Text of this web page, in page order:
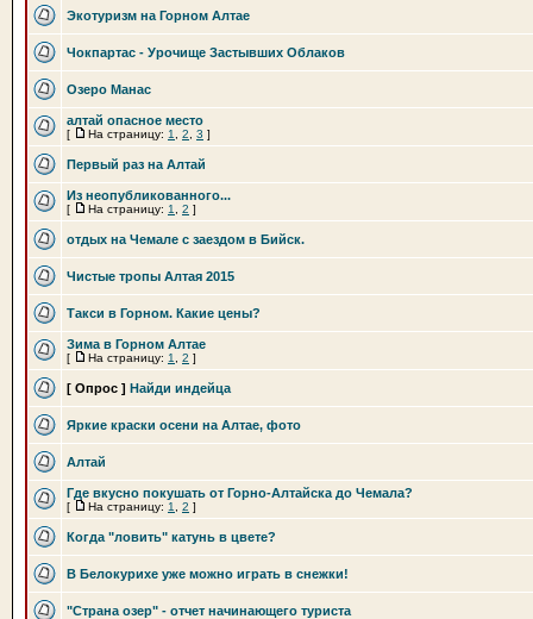
Экотуризм на Горном Алтае
Чокпартас - Урочище Застывших Облаков
Озеро Манас
алтай опасное место
[ На страницу: 1 2 3 ]
Первый раз на Алтай
Из неопубликованного...
[ На страницу: 1 2 ]
отдых на Чемале с заездом в Бийск.
Чистые тропы Алтая 2015
Такси в Горном. Какие цены?
Зима в Горном Алтае
[ На страницу: 1 2 ]
[ Опрос ] Найди индейца
Яркие краски осени на Алтае, фото
Алтай
Где вкусно покушать от Горно-Алтайска до Чемала?
[ На страницу: 1 2 ]
Когда "ловить" катунь в цвете?
В Белокурихе уже можно играть в снежки!
"Страна озер" - отчет начинающего туриста